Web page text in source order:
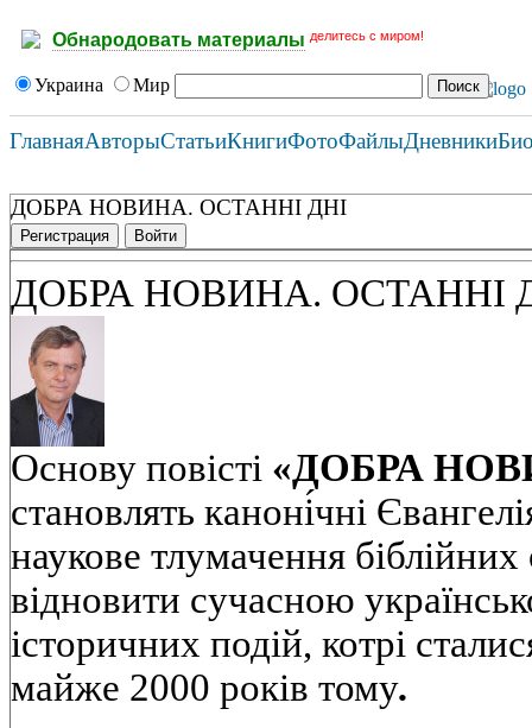
Обнародовать материалы делитесь с миром!
Украина Мир
ГлавнаяАвторыСтатьиКнигиФотоФайлыДневники
ДОБРА НОВИНА. ОСТАННІ ДНІ
Регистрация Войти
ДОБРА НОВИНА. ОСТАННІ
Основу повісті «ДОБРА
становлять каноні́чні
наукове тлумачення
відновити сучасною
історичних подій, котрі
майже 2000 років тому.